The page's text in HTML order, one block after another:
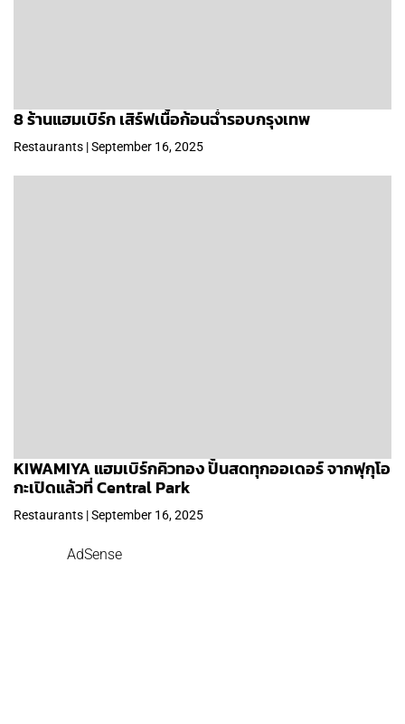
8 ร้านแฮมเบิร์ก เสิร์ฟเนื้อก้อนฉ่ำรอบกรุงเทพ
Restaurants | September 16, 2025
KIWAMIYA แฮมเบิร์กคิวทอง ปั้นสดทุกออเดอร์ จากฟุกุโอ
กะเปิดแล้วที่ Central Park
Restaurants | September 16, 2025
AdSense